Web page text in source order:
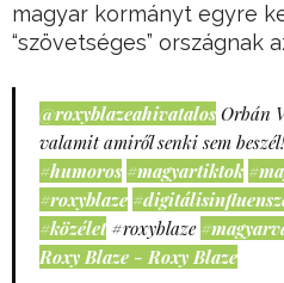
magyar kormányt egyre
“szövetséges” országnak
@roxyblazeahivatalos Orbán
valamit amiről senki sem
#humoros #magyartiktok
#roxyblaze
#közélet #roxyblaze
Roxy Blaze - Roxy Blaze